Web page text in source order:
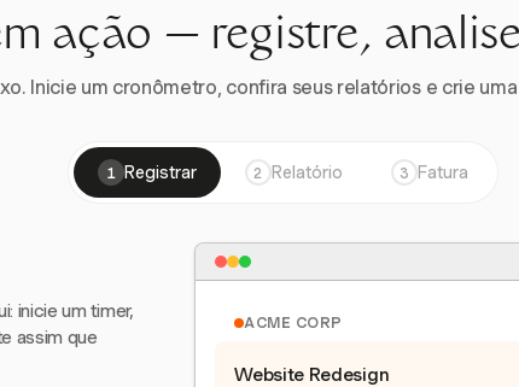
ação — registre,
Inicie um cronômetro, confira seus relatórios e crie
1 Registrar 2 Relatório 3 Fatura
inicie um timer,
assim que
ACME CORP
Website Redesign